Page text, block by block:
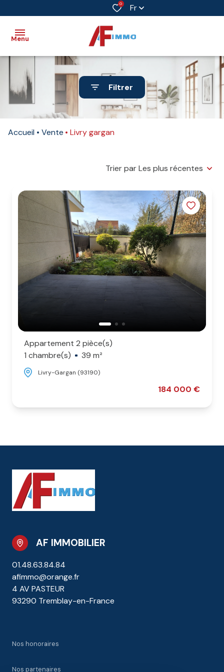
0 Fr
Menu
Accueil
Vente
Immobilier
professionnel
Immobilier
neuf
Estimation
L'agence
Contact
Filtrer
Accueil Vente Livry gargan
Trier par Les plus récentes
Appartement 2 pièce(s)
1 chambre(s)
39 m²
Livry-Gargan (93190)
184 000 €
AF IMMOBILIER
01.48.63.84.84
afimmo@orange.fr
4 AV PASTEUR
93290 Tremblay-en-France
Nos honoraires
Nos partenaires